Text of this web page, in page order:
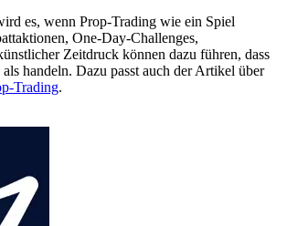
es, wenn Prop-Trading wie ein Spiel
One-Day-Challenges,
Zeitdruck können dazu führen, dass
handeln. Dazu passt auch der Artikel über
Trading.